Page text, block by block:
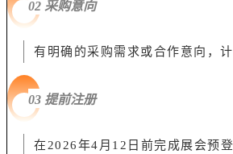
02 采购意向
有明确的采购需求或合作意向，
03 提前注册
在2026年4月12日前完成展会预